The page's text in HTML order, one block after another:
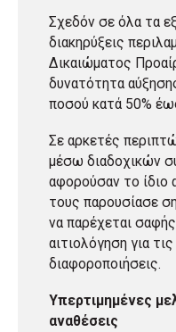
Σχεδόν σε όλα τα
διακηρύξεις
Δικαιώματος
δυνατότητα
ποσού κατά 50%
Σε αρκετές
μέσω διαδοχικών
αφορούσαν το ίδιο
τους παρουσίασε
να παρέχεται
αιτιολόγηση για
διαφοροποιήσεις.
Υπερτιμημένες
αναθέσεις